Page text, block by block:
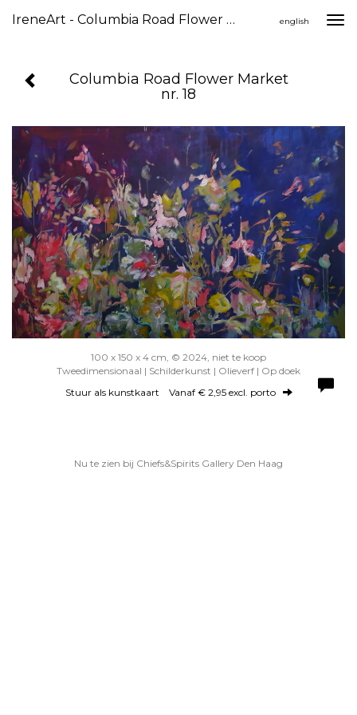
IreneArt - Columbia Road Flower Market Nr. 18 english
Columbia Road Flower Market
nr. 18
100 x 150 x 4 cm, © 2024, niet te koop
Tweedimensionaal | Schilderkunst | Olieverf | Op doek
Stuur als kunstkaart Vanaf € 2,95 excl. porto
Nu te zien bij Chiefs&Spirits Gallery Den Haag